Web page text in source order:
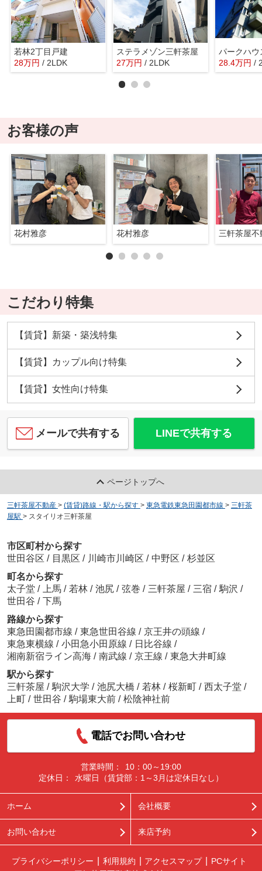
若林2丁目戸建
28万円 / 2LDK
ステラメゾン三軒茶屋
27万円 / 2LDK 28.4万円 /
お客様の声
花村雅彦 花村雅彦 三軒茶屋不
こだわり特集
【賃貸】新築・築浅特集
【賃貸】カップル向け特集
【賃貸】女性向け特集
メールで共有する LINEで共有する
ページトップへ
三軒茶屋不動産 > (賃貸)路線・駅から探す > 東急電鉄東急田園都市線 > 三軒茶
屋駅 > スタイリオ三軒茶屋
市区町村から探す
世田谷区 / 目黒区 / 川崎市川崎区 / 中野区 / 杉並区
町名から探す
太子堂 / 上馬 / 若林 / 池尻 / 弦巻 / 三軒茶屋 / 三宿 / 駒沢 /
世田谷 / 下馬
路線から探す
東急田園都市線 / 東急世田谷線 / 京王井の頭線 /
東急東横線 / 小田急小田原線 / 日比谷線 /
湘南新宿ライン高海 / 南武線 / 京王線 / 東急大井町線
駅から探す
三軒茶屋 / 駒沢大学 / 池尻大橋 / 若林 / 桜新町 / 西太子堂 /
上町 / 世田谷 / 駒場東大前 / 松陰神社前
電話でお問い合わせ
営業時間：
10：00～19:00
定休日：
水曜日（賃貸部：1～3月は定休日なし）
ホーム 会社概要
お問い合わせ 来店予約
プライバシーポリシー 利用規約 アクセスマップ
PCサイト